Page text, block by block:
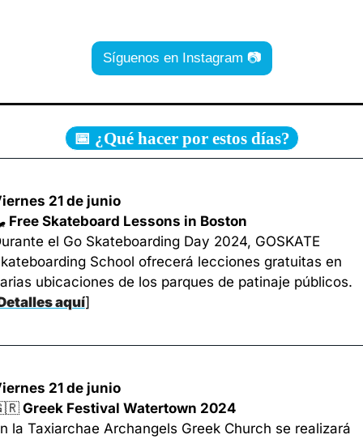
Síguenos en Instagram 📷
📅 ¿Qué hacer por estos días?
21 de junio
Free Skateboard Lessons in Boston
el Go Skateboarding Day 2024, GOSKATE
School ofrecerá lecciones gratuitas en
aquí]
21 de junio
Greek Festival Watertown 2024
la Taxiarchae Archangels Greek Church se realizará